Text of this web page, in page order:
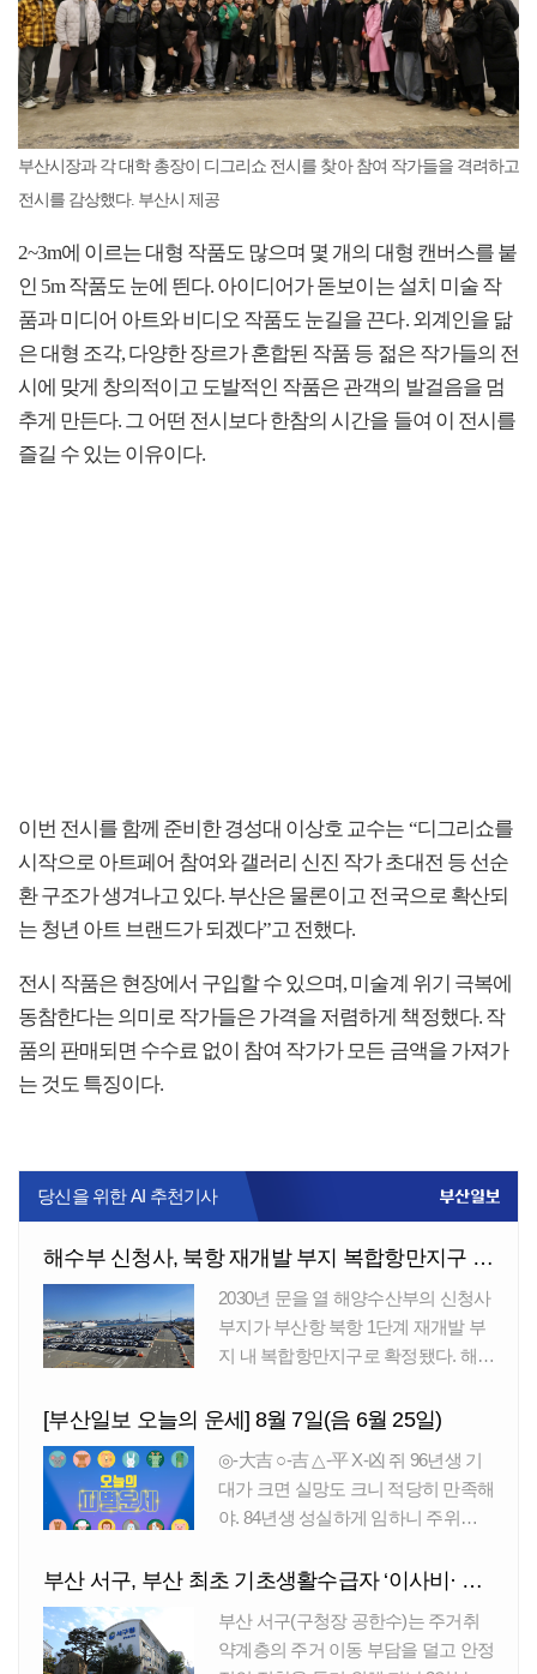
부산시장과 각 대학 총장이 디그리쇼 전시를 찾아 참여 작가들을 격려하고
전시를 감상했다. 부산시 제공
2~3m에 이르는 대형 작품도 많으며 몇 개의 대형 캔버스를 붙
인 5m 작품도 눈에 띈다. 아이디어가 돋보이는 설치 미술 작
품과 미디어 아트와 비디오 작품도 눈길을 끈다. 외계인을 닮
은 대형 조각, 다양한 장르가 혼합된 작품 등 젊은 작가들의 전
시에 맞게 창의적이고 도발적인 작품은 관객의 발걸음을 멈
추게 만든다. 그 어떤 전시보다 한참의 시간을 들여 이 전시를
즐길 수 있는 이유이다.
이번 전시를 함께 준비한 경성대 이상호 교수는 “디그리쇼를
시작으로 아트페어 참여와 갤러리 신진 작가 초대전 등 선순
환 구조가 생겨나고 있다. 부산은 물론이고 전국으로 확산되
는 청년 아트 브랜드가 되겠다”고 전했다.
전시 작품은 현장에서 구입할 수 있으며, 미술계 위기 극복에
동참한다는 의미로 작가들은 가격을 저렴하게 책정했다. 작
품의 판매되면 수수료 없이 참여 작가가 모든 금액을 가져가
는 것도 특징이다.